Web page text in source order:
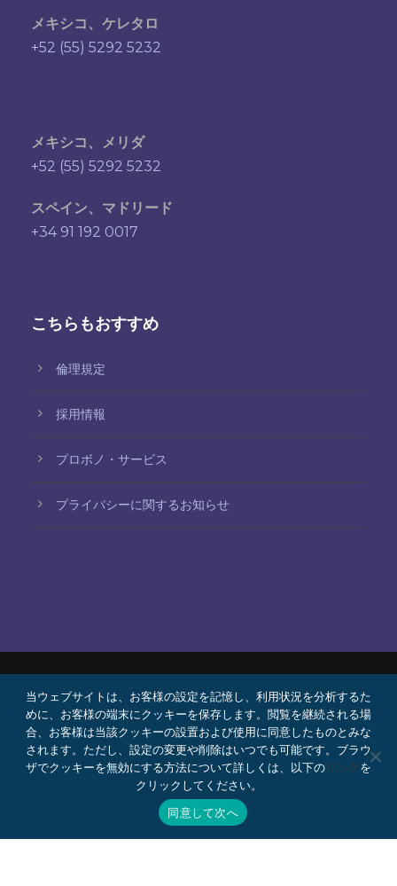
メキシコ、ケレタロ
+52 (55) 5292 5232
メキシコ、メリダ
+52 (55) 5292 5232
スペイン、マドリード
+34 91 192 0017
こちらもおすすめ
倫理規定
採用情報
プロボノ・サービス
プライバシーに関するお知らせ
© 2026 Bello, Gallardo, Bonequi y García,
S.C.
コンテンツは自動翻訳されています。言語によって
正確さが異なる場合があります。
プロボノ
採用情報 Webメール
当ウェブサイトは、お客様の設定を記憶し、利用状況を分析するた
めに、お客様の端末にクッキーを保存します。閲覧を継続される場
合、お客様は当該クッキーの設置および使用に同意したものとみな
されます。ただし、設定の変更や削除はいつでも可能です。ブラウ
ザでクッキーを無効にする方法について詳しくは、以下のリンクを
クリックしてください。
同意して次へ